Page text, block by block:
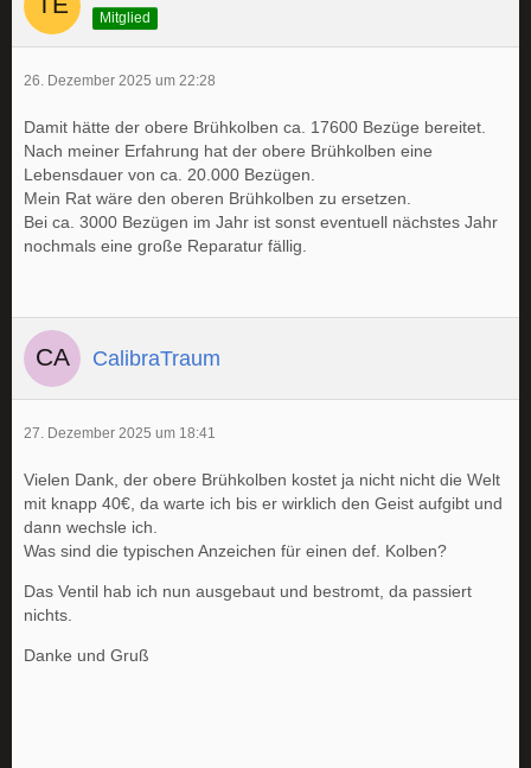
Mitglied
26. Dezember 2025 um 22:28
Damit hätte der obere Brühkolben ca. 17600 Bezüge bereitet.
Nach meiner Erfahrung hat der obere Brühkolben eine
Lebensdauer von ca. 20.000 Bezügen.
Mein Rat wäre den oberen Brühkolben zu ersetzen.
Bei ca. 3000 Bezügen im Jahr ist sonst eventuell nächstes Jahr
nochmals eine große Reparatur fällig.
CalibraTraum
27. Dezember 2025 um 18:41
Vielen Dank, der obere Brühkolben kostet ja nicht nicht die Welt
mit knapp 40€, da warte ich bis er wirklich den Geist aufgibt und
dann wechsle ich.
Was sind die typischen Anzeichen für einen def. Kolben?
Das Ventil hab ich nun ausgebaut und bestromt, da passiert
nichts.
Danke und Gruß